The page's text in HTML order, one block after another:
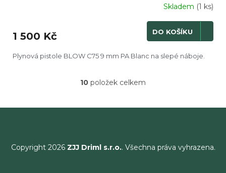
Skladem (1 ks)
1 500 Kč DO KOŠÍKU
Plynová pistole BLOW C75 9 mm PA Blanc na slepé náboje.
O
l
c
í
10 položek celkem
Copyright 2026 ZJJ Driml s.r.o.. Všechna práva vyhrazena.